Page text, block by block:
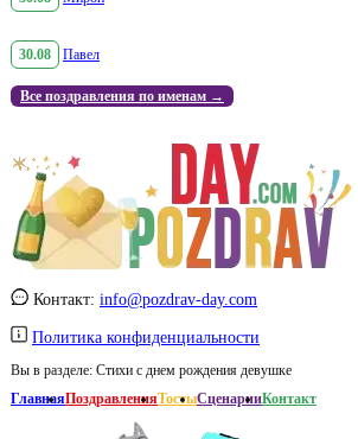
30.08 Павел
Все поздравления по именам →
Контакт: info@pozdrav-day.com
Политика конфиденциальности
Вы в разделе: Стихи с днем рождения девушке
ГлавнаяПоздравленияТостыСценарииКонтакт